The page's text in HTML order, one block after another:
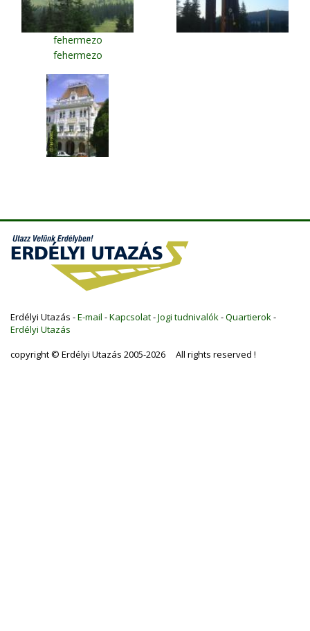
fehermezo
fehermezo
Erdélyi Utazás -E-mail -Kapcsolat-Jogi tudnivalók-Quartierok-
Erdélyi Utazás
copyright © Erdélyi Utazás 2005-2026 All rights reserved !